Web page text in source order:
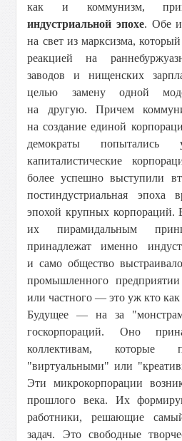
как и коммунизм,
индустриальной эпохе. Обе
на свет из марксизма,
реакцией на
заводов и нищенских
целью замену одной
на другую. Причем
на создание единой
демократы попытались
капиталистические
более успешно выступили
постиндустриальная
эпохой крупных корпораций.
их пирамидальным
принадлежат именно
и само общество
промышленного
или частного — это уж кто как
Будущее — на за
госкорпораций. Оно
коллективам, которые
"виртуальными" или
Эти микрокорпорации
прошлого века. Их
работники, решающие
задач. Это свободные